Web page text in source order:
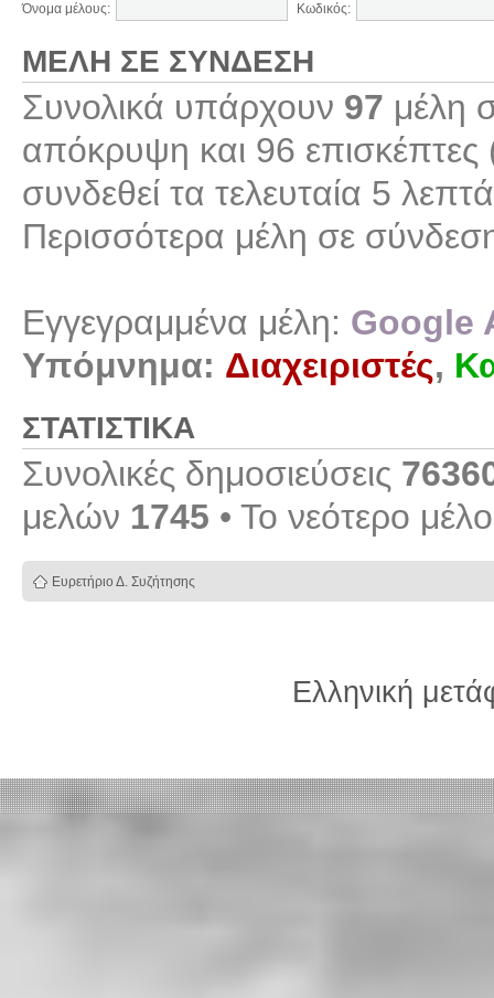
Όνομα μέλους: Κωδικός:
ΜΈΛΗ ΣΕ ΣΎΝΔΕΣΗ
Συνολικά υπάρχουν 97 μέλη
απόκρυψη και 96
συνδεθεί τα τελευταία 5
Περισσότερα μέλη σε
Εγγεγραμμένα μέλη: Google
Υπόμνημα: Διαχειριστές,
ΣΤΑΤΙΣΤΙΚΆ
Συνολικές δημοσιεύσεις
μελών 1745 • Το νεότερο
Ευρετήριο Δ. Συζήτησης
Ελληνική